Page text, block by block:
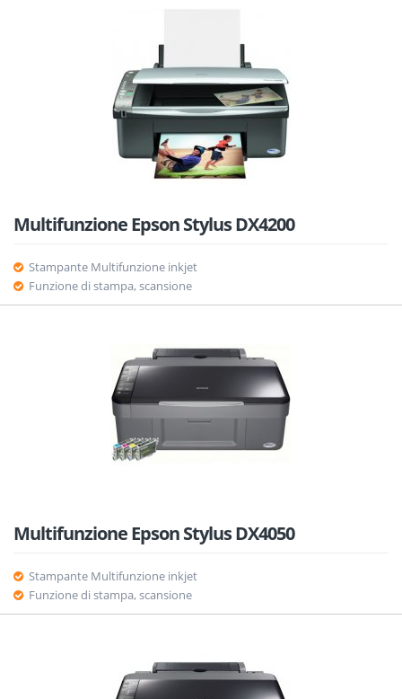
Multifunzione Epson Stylus DX4200
Stampante Multifunzione inkjet
Funzione di stampa, scansione
Multifunzione Epson Stylus DX4050
Stampante Multifunzione inkjet
Funzione di stampa, scansione